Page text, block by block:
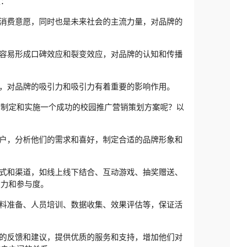
费意愿，同时也是未来社会的主流力量，对品牌的
易形成口碑效应和裂变效应，对品牌的认知和传播
品牌的吸引力和吸引力有着重要的影响作用。
定和实施一个成功的校园推广营销策划方案呢？以
，分析他们的需求和喜好，制定合适的品牌形象和
渠道，如线上线下结合、互动游戏、抽奖赠送、
和参与度。
准备、人员培训、数据收集、效果评估等，保证活
反馈和建议，提供优质的服务和支持，增加他们对